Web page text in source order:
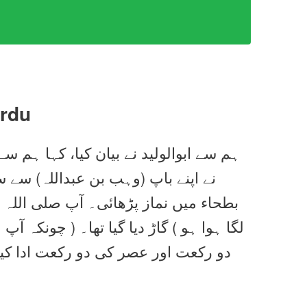
ہم سے ابوالولید نے بیان کیا، کہا
نے اپنے باپ (وہب بن عبداللہ)
بطحاء میں نماز پڑھائی۔ آپ صلی
لگا ہوا ہو ) گاڑ دیا گیا تھا۔ (
دو رکعت اور عصر کی دو رکعت ادا